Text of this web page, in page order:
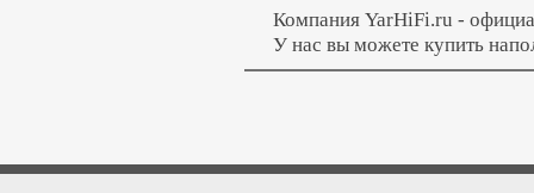
Компания YarHiFi.ru -
У нас вы можете купить